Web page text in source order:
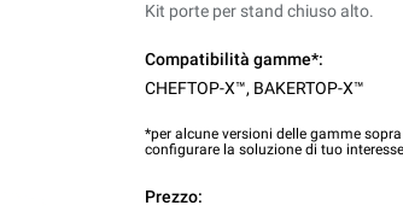
Kit porte per stand chiuso alto.
Compatibilità gamme*:
CHEFTOP-X™, BAKERTOP-X™
*per alcune versioni delle gamme
configurare la soluzione di tuo
Prezzo: